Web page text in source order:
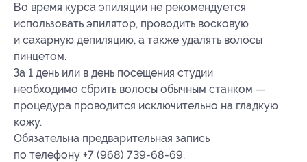
Во время курса эпиляции не рекомендуется
использовать эпилятор, проводить восковую
и сахарную депиляцию, а также удалять волосы
пинцетом.
За 1 день или в день посещения студии
необходимо сбрить волосы обычным станком —
процедура проводится исключительно на гладкую
кожу.
Обязательна предварительная запись
по телефону +7 (968) 739-68-69.